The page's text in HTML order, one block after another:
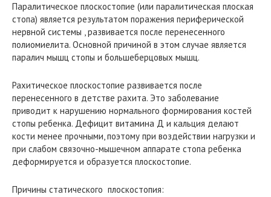
Паралитическое плоскостопие (или паралитическая плоская
стопа) является результатом поражения периферической
нервной системы , развивается после перенесенного
полиомиелита. Основной причиной в этом случае является
паралич мышц стопы и большеберцовых мышц.
Рахитическое плоскостопие развивается после
перенесенного в детстве рахита. Это заболевание
приводит к нарушению нормального формирования костей
стопы ребенка. Дефицит витамина Д и кальция делают
кости менее прочными, поэтому при воздействии нагрузки и
при слабом связочно-мышечном аппарате стопа ребенка
деформируется и образуется плоскостопие.
Причины статического плоскостопия: